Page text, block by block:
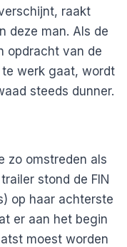
raakt
deze man. Als de
opdracht van de
te werk gaat, wordt
steeds dunner.
zo omstreden als
stond de FIN
op haar achterste
er aan het begin
moest worden